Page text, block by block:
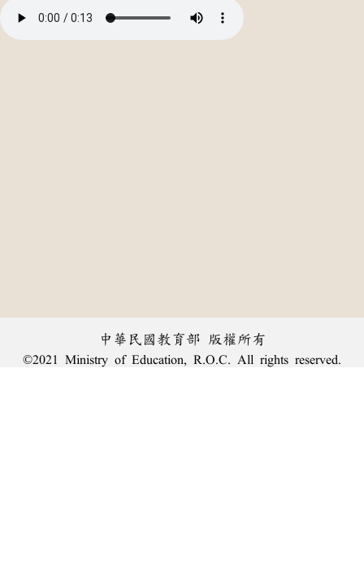
中華民國教育部 版權所有
©2021 Ministry of Education, R.O.C. All rights reserved.